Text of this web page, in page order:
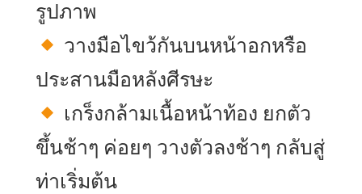
รูปภาพ
วางมือไขว้กันบนหน้าอกหรือ
ประสานมือหลังศีรษะ
เกร็งกล้ามเนื้อหน้าท้อง ยกตัว
ขึ้นช้าๆ ค่อยๆ วางตัวลงช้าๆ กลับสู่
ท่าเริ่มต้น